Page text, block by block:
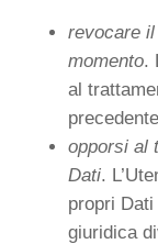
revocare
momento.
al
opporsi al
Dati.
propri
giuridica